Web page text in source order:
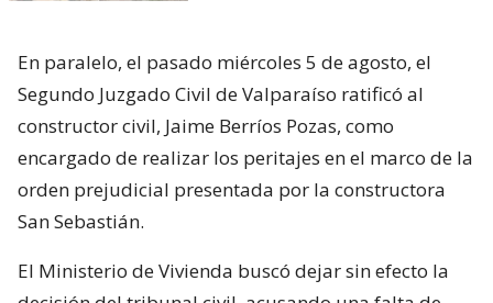
En paralelo, el pasado miércoles 5 de agosto, el
Segundo Juzgado Civil de Valparaíso ratificó al
constructor civil, Jaime Berríos Pozas, como
encargado de realizar los peritajes en el marco de la
orden prejudicial presentada por la constructora
San Sebastián.
El Ministerio de Vivienda buscó dejar sin efecto la